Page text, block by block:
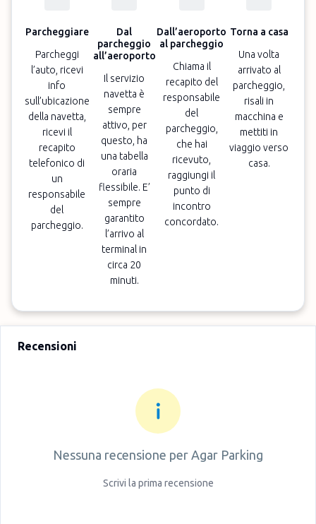
Parcheggiare
Parcheggi
l’auto, ricevi
info
sull’ubicazione
della navetta,
ricevi il
recapito
telefonico di
un
responsabile
del
parcheggio.
Dal
parcheggio
all’aeroporto
Il servizio
navetta è
sempre
attivo, per
questo, ha
una tabella
oraria
flessibile. E’
sempre
garantito
l’arrivo al
terminal in
circa 20
minuti.
Dall’aeroporto
al parcheggio
Chiama il
recapito del
responsabile
del
parcheggio,
che hai
ricevuto,
raggiungi il
punto di
incontro
concordato.
Torna a casa
Una volta
arrivato al
parcheggio,
risali in
macchina e
mettiti in
viaggio verso
casa.
Recensioni
Nessuna recensione per Agar Parking
Scrivi la prima recensione